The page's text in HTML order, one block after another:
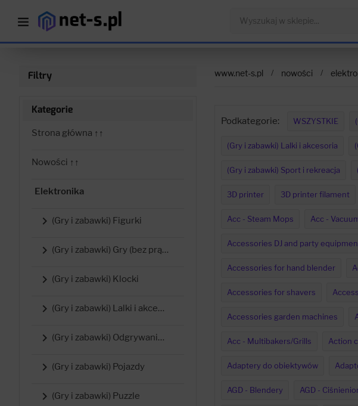
Filtry
Kategorie
Strona główna ↑↑
Nowości ↑↑
Elektronika
 (Gry i zabawki) Figurki
 (Gry i zabawki) Gry (bez prądu)
 (Gry i zabawki) Klocki
 (Gry i zabawki) Lalki i akcesoria
 (Gry i zabawki) Odgrywanie ról i przebrania
 (Gry i zabawki) Pojazdy
 (Gry i zabawki) Puzzle
www.net-s.pl nowości
Podkategorie: WSZYSTKIE
(Gry i zabawki) Lalki i akcesoria
(Gry i zabawki) Sport i rekreacja
3D printer 3D printer filament
Acc - Steam Mops Acc -
Accessories DJ and party
Accessories for hand blender
Accessories for shavers
Accessories garden machines
Acc - Multibakers/Grills Action
Adaptery do obiektywów
AGD - Blendery AGD -